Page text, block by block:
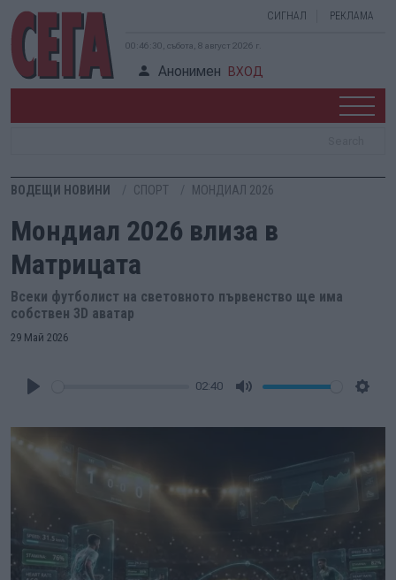
СИГНАЛ РЕКЛАМА
00:46:31, събота, 8 август 2026 г.
Анонимен ВХОД
ВОДЕЩИ НОВИНИ СПОРТ МОНДИАЛ 2026
Мондиал 2026 влиза в
Матрицата
Всеки футболист на световното първенство ще има
собствен 3D аватар
29 Май 2026
02:40